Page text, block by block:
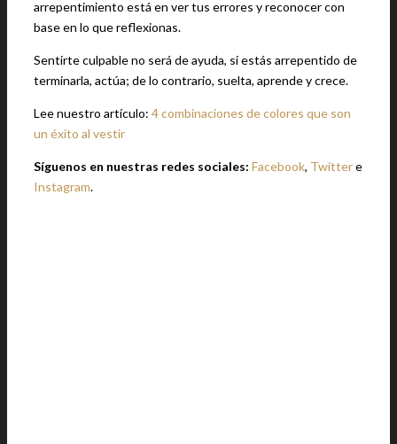
arrepentimiento está en ver tus errores y reconocer con
base en lo que reflexionas.
Sentirte culpable no será de ayuda, si estás arrepentido de
terminarla, actúa; de lo contrario, suelta, aprende y crece.
Lee nuestro artículo: 4 combinaciones de colores que son
un éxito al vestir
Síguenos en nuestras redes sociales: Facebook, Twittere
Instagram.